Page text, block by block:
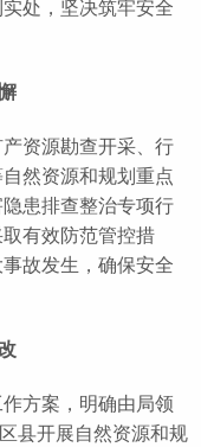
处，坚决筑牢安全
资源勘查开采、行
然资源和规划重点
患排查整治专项行
有效防范管控措
故发生，确保安全
方案，明确由局领
县开展自然资源和规